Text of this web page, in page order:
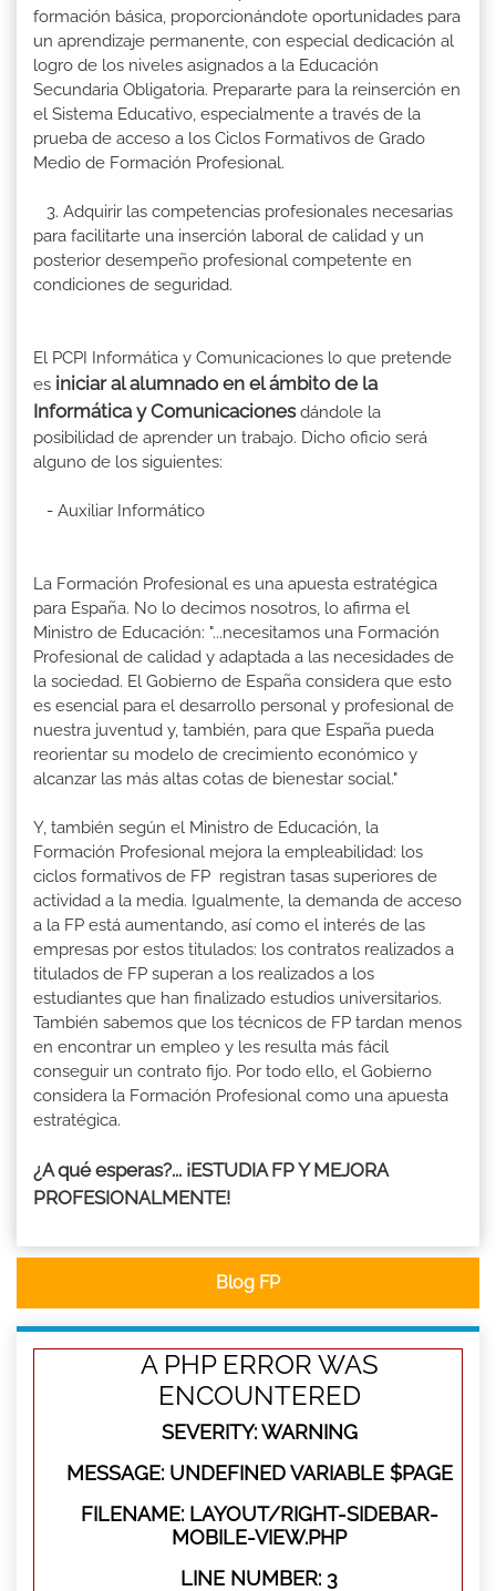
formación básica, proporcionándote oportunidades para
un aprendizaje permanente, con especial dedicación al
logro de los niveles asignados a la Educación
Secundaria Obligatoria. Prepararte para la reinserción en
el Sistema Educativo, especialmente a través de la
prueba de acceso a los Ciclos Formativos de Grado
Medio de Formación Profesional.
3. Adquirir las competencias profesionales necesarias
para facilitarte una inserción laboral de calidad y un
posterior desempeño profesional competente en
condiciones de seguridad.
El PCPI Informática y Comunicaciones lo que pretende
es iniciar al alumnado en el ámbito de la
Informática y Comunicacionesdándole la
posibilidad de aprender un trabajo. Dicho oficio será
alguno de los siguientes:
- Auxiliar Informático
La Formación Profesional es una apuesta estratégica
para España. No lo decimos nosotros, lo afirma el
Ministro de Educación: "...necesitamos una Formación
Profesional de calidad y adaptada a las necesidades de
la sociedad. El Gobierno de España considera que esto
es esencial para el desarrollo personal y profesional de
nuestra juventud y, también, para que España pueda
reorientar su modelo de crecimiento económico y
alcanzar las más altas cotas de bienestar social."
Y, también según el Ministro de Educación, la
Formación Profesional mejora la empleabilidad: los
ciclos formativos de FP registran tasas superiores de
actividad a la media. Igualmente, la demanda de acceso
a la FP está aumentando, así como el interés de las
empresas por estos titulados: los contratos realizados a
titulados de FP superan a los realizados a los
estudiantes que han finalizado estudios universitarios.
También sabemos que los técnicos de FP tardan menos
en encontrar un empleo y les resulta más fácil
conseguir un contrato fijo. Por todo ello, el Gobierno
considera la Formación Profesional como una apuesta
estratégica.
¿A qué esperas?... ¡ESTUDIA FP Y MEJORA
PROFESIONALMENTE!
Blog FP
A PHP ERROR WAS
ENCOUNTERED
SEVERITY: WARNING
MESSAGE: UNDEFINED VARIABLE $PAGE
FILENAME: LAYOUT/RIGHT-SIDEBAR-
MOBILE-VIEW.PHP
LINE NUMBER: 3